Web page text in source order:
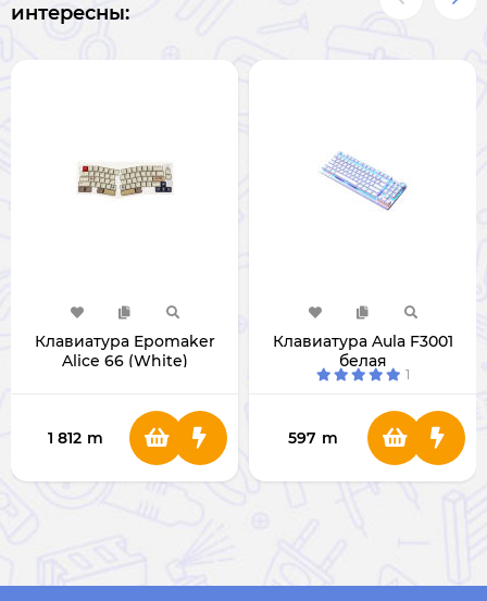
интересны:
Клавиатура Epomaker
Alice 66 (White)
1 812 m
Клавиатура Aula F3001
белая
1
597 m